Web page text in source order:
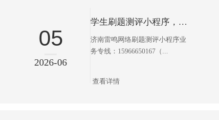
05
2026-06
学生刷题测评小程序，轻松搞定各类学业备考
济南雷鸣网络刷题测评小程序业
务专线：15966650167（...
查看详情